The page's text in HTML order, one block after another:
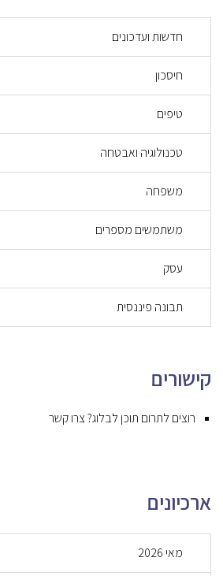
חדשות ועדכונים
חיסכון
טיפים
טכנולוגיה ואבטחה
משפחה
משתמשים מספרים
עסק
תבונה פיננסית
קישורים
רוצים לתרום תוכן לבלוג? צרו קשר
ארכיונים
מאי 2026